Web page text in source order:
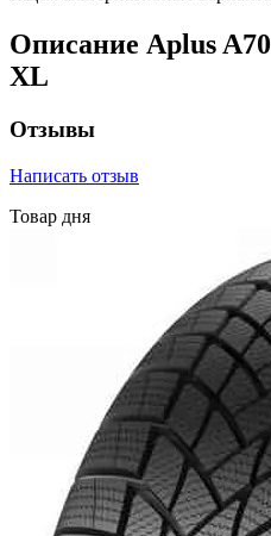
Описание Aplus
XL
Отзывы
Написать отзыв
Товар дня